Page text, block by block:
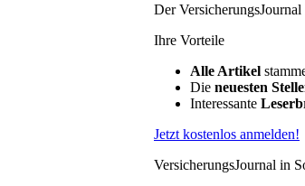
Der VersicherungsJournal
Ihre Vorteile
Alle Artikel
Die neuesten
Interessante
Jetzt kostenlos anmelden!
VersicherungsJournal in